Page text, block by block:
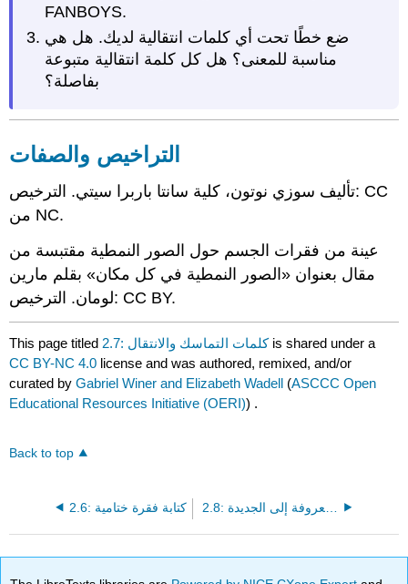
FANBOYS.
ضع خطًا تحت أي كلمات انتقالية لديك. هل هي
مناسبة للمعنى؟ هل كل كلمة انتقالية متبوعة
بفاصلة؟
التراخيص والصفات
تأليف سوزي نوتون، كلية سانتا باربرا سيتي. الترخيص: CC
من NC.
عينة من فقرات الجسم حول الصور النمطية مقتبسة من
مقال بعنوان «الصور النمطية في كل مكان» بقلم مارين
لومان. الترخيص: CC BY.
This page titled 2.7: كلمات التماسك والانتقالis shared under a
CC BY-NC 4.0 license and was authored, remixed, and/or
curated byGabriel Winer and Elizabeth Wadell (ASCCC Open
Educational Resources Initiative (OERI)) .
Back to top
2.6: كتابة فقرة ختامية 2.8: بنية الجملة «المعروفة إلى الجديدة»